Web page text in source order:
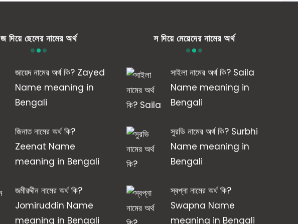
জ দিয়ে ছেলের নামের অর্থ
জায়েদ নামের অর্থ কি? Zayed
Name meaning in
Bengali
জিনাত নামের অর্থ কি?
Zeenat Name
meaning in Bengali
জমীরদ্দীন নামের অর্থ কি?
Jomiruddin Name
meaning in Bengali
স দিয়ে মেয়েদের নামের অর্থ
সাইলা নামের অর্থ কি? Saila
Name meaning in
Bengali
সুরভি নামের অর্থ কি? Surbhi
Name meaning in
Bengali
স্বপ্না নামের অর্থ কি?
Swapna Name
meaning in Bengali